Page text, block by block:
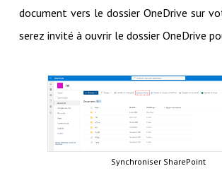
document vers le dossier OneDrive sur
serez invité à ouvrir le dossier OneDrive
Synchroniser SharePoint